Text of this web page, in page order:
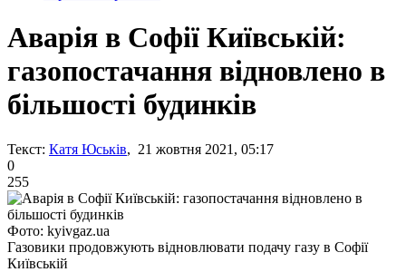
Аварія в Софії Київській:
газопостачання відновлено в
більшості будинків
Текст: Катя Юськів, 21 жовтня 2021, 05:17
0
255
Фото: kyivgaz.ua
Газовики продовжують відновлювати подачу газу в Софії
Київській